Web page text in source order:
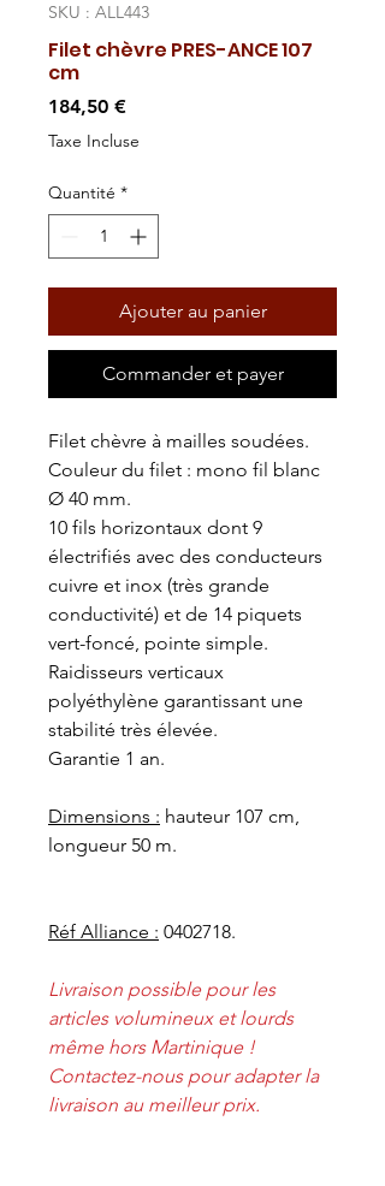
SKU : ALL443
Filet chèvre PRES-ANCE 107
cm
184,50 €Prix
Taxe Incluse
Quantité *
Ajouter au panier
Commander et payer
Filet chèvre à mailles soudées.
Couleur du filet : mono fil blanc
Ø 40 mm.
10 fils horizontaux dont 9
électrifiés avec des conducteurs
cuivre et inox (très grande
conductivité) et de 14 piquets
vert-foncé, pointe simple.
Raidisseurs verticaux
polyéthylène garantissant une
stabilité très élevée.
Garantie 1 an.
Dimensions : hauteur 107 cm,
longueur 50 m.
Réf Alliance : 0402718.
Livraison possible pour les
articles volumineux et lourds
même hors Martinique !
Contactez-nous pour adapter la
livraison au meilleur prix.